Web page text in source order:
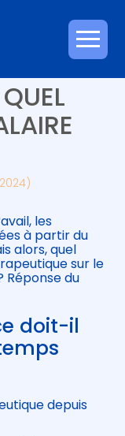
les
à partir du
alors, quel
sur le
Réponse du
doit-il
depuis